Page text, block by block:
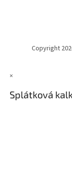
Copyright
×
Splátková